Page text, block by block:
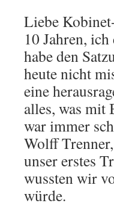
Liebe
10 Jahren,
habe den
heute nicht
eine
alles, was mit
war immer
Wolff
unser erstes
wussten wir
würde.